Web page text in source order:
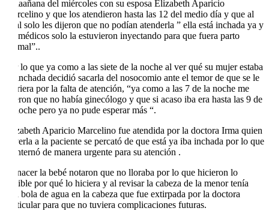
de laañana del miércoles con su esposa Elizabeth Aparicio
Marcelino y que los atendieron hasta las 12 del medio día y que al
final solo les dijeron que no podían atenderla ” ella está inchada ya y
los médicos solo la estuvieron inyectando para que fuera parto
normal”..
Por lo que ya como a las siete de la noche al ver qué su mujer estaba
ya inchada decidió sacarla del nosocomio ante el temor de que se le
muriera por la falta de atención, “ya como a las 7 de la noche me
dijeron que no había ginecólogo y que si acaso iba era hasta las 9 de
la noche pero ya no pude esperar más “.
Elizabeth Aparicio Marcelino fue atendida por la doctora Irma quien
al verla a la paciente se percató de que está ya iba inchada por lo que
la internó de manera urgente para su atención .
Al nacer la bebé notaron que no lloraba por lo que hicieron lo
posible por qué lo hiciera y al revisar la cabeza de la menor tenía
una bola de agua en la cabeza que fue extirpada por la doctora
particular para que no tuviera complicaciones futuras.